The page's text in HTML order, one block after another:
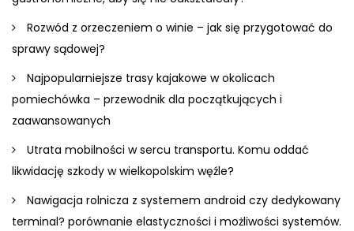
Rozwód z orzeczeniem o winie – jak się przygotować do
sprawy sądowej?
Najpopularniejsze trasy kajakowe w okolicach
pomiechówka – przewodnik dla początkujących i
zaawansowanych
Utrata mobilności w sercu transportu. Komu oddać
likwidację szkody w wielkopolskim węźle?
Nawigacja rolnicza z systemem android czy dedykowany
terminal? porównanie elastyczności i możliwości systemów.